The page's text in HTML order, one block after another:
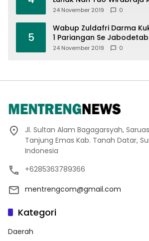
Offroad 2019
24 November 2019 0
5
Wabup Zuldafri Darma
1 Pariangan Se
24 November 2019 0
Jl. Sultan Alam Bagagarsyah,
Tanjung Emas Kab. Tanah Datar,
Indonesia
+6285363789366
mentrengcom@gmail.com
Kategori
Daerah